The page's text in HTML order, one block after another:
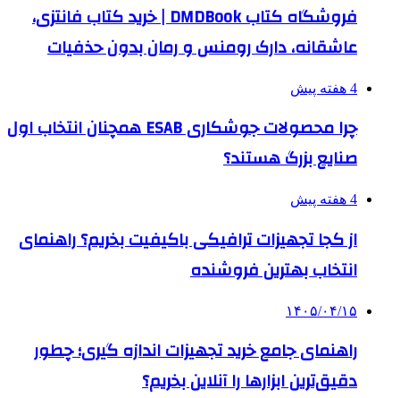
فروشگاه کتاب DMDBook | خرید کتاب فانتزی،
عاشقانه، دارک رومنس و رمان بدون حذفیات
4 هفته پیش
چرا محصولات جوشکاری ESAB همچنان انتخاب اول
صنایع بزرگ هستند؟
4 هفته پیش
از کجا تجهیزات ترافیکی باکیفیت بخریم؟ راهنمای
انتخاب بهترین فروشنده
۱۴۰۵/۰۴/۱۵
راهنمای جامع خرید تجهیزات اندازه گیری؛ چطور
دقیق‌ترین ابزارها را آنلاین بخریم؟